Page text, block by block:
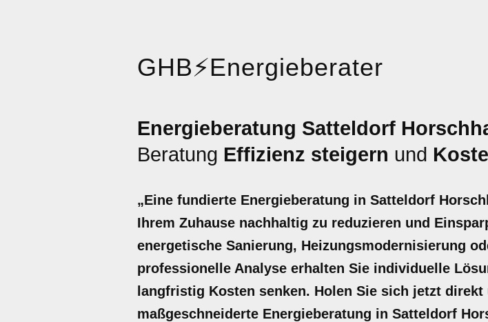
GHB⚡Energieberater
Energieberatung Satteldorf
Beratung Effizienz steigern und
„Eine fundierte Energieberatung in Satteldorf
Ihrem Zuhause nachhaltig zu reduzieren und
energetische Sanierung, Heizungsmodernisierung
professionelle Analyse erhalten Sie individuelle
langfristig Kosten senken. Holen Sie sich jetzt
maßgeschneiderte Energieberatung in Satteldorf